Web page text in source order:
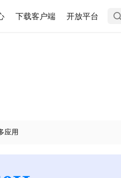
下载客户端 开放平台
应用